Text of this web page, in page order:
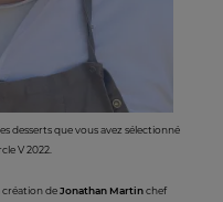
desserts que vous avez sélectionné
V 2022.
création deJonathan Martinchef